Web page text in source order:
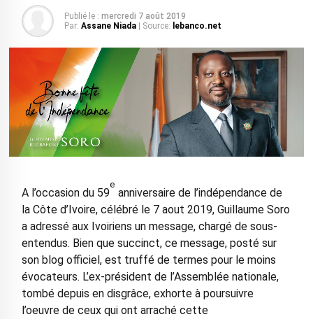
Publié le : mercredi 7 août 2019
Par: Assane Niada | Source: lebanco.net
A l’occasion du 59
e
anniversaire de l’indépendance de
la Côte d’Ivoire, célébré le 7 aout 2019, Guillaume Soro
a adressé aux Ivoiriens un message, chargé de sous-
entendus. Bien que succinct, ce message, posté sur
son blog officiel, est truffé de termes pour le moins
évocateurs. L’ex-président de l’Assemblée nationale,
tombé depuis en disgrâce, exhorte à poursuivre
l’oeuvre de ceux qui ont arraché cette